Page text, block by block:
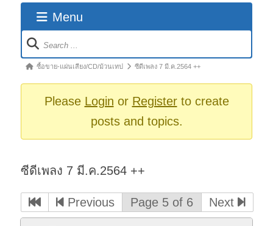
Menu
Forum
Navigation
Forumซื้อขาย-แผ่นเสียง/CD/ม้วนเทป ซีดีเพลง 7 มี.ค.2564 ++
Please Login or Registerto create
posts and topics.
ซีดีเพลง 7 มี.ค.2564 ++
Previous Page 5 of 6 Next